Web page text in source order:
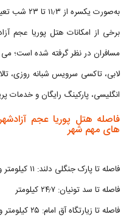
به‌صورت یکسره از ۱۱٫۳ تا ۲۳ شب تعیین شده است.
برخی از امکانات هتل پوریا عجم
مسافران در نظر گرفته شده است؛ می
لابی، تاکسی سرویس شبانه روزی،
انگلیسی، پارکینگ رایگان و خدمات
فاصله هتل پوریا عجم
های مهم شهر
فاصله تا پارک جنگلی دلند: ۱۱ کیلومتر و ۵۷۳ متر
فاصله تا سد تونیان: ۲۴٫۷ کیلومتر
فاصله تا زیارتگاه آق امام: ۲۵ کیلومتر و ۷۸۰ متر